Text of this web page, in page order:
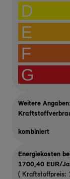
D
E
F
G
Weitere Angaben:
kombiniert
Energiekosten
1700,40 EUR/
( Kraftstoffpreis: